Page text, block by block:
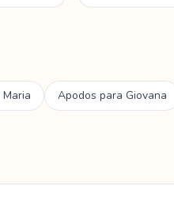
Maria Apodos para Giovana